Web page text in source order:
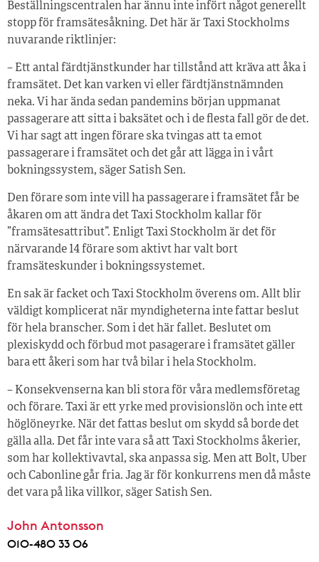
Beställningscentralen har ännu inte infört något generellt
stopp för framsätesåkning. Det här är Taxi Stockholms
nuvarande riktlinjer:
– Ett antal färdtjänstkunder har tillstånd att kräva att åka i
framsätet. Det kan varken vi eller färdtjänstnämnden
neka. Vi har ända sedan pandemins början uppmanat
passagerare att sitta i baksätet och i de flesta fall gör de det.
Vi har sagt att ingen förare ska tvingas att ta emot
passagerare i framsätet och det går att lägga in i vårt
bokningssystem, säger Satish Sen.
Den förare som inte vill ha passagerare i framsätet får be
åkaren om att ändra det Taxi Stockholm kallar för
”framsätesattribut”. Enligt Taxi Stockholm är det för
närvarande 14 förare som aktivt har valt bort
framsäteskunder i bokningssystemet.
En sak är facket och Taxi Stockholm överens om. Allt blir
väldigt komplicerat när myndigheterna inte fattar beslut
för hela branscher. Som i det här fallet. Beslutet om
plexiskydd och förbud mot pasagerare i framsätet gäller
bara ett åkeri som har två bilar i hela Stockholm.
– Konsekvenserna kan bli stora för våra medlemsföretag
och förare. Taxi är ett yrke med provisionslön och inte ett
höglöneyrke. När det fattas beslut om skydd så borde det
gälla alla. Det får inte vara så att Taxi Stockholms åkerier,
som har kollektivavtal, ska anpassa sig. Men att Bolt, Uber
och Cabonline går fria. Jag är för konkurrens men då måste
det vara på lika villkor, säger Satish Sen.
John Antonsson
010-480 33 06